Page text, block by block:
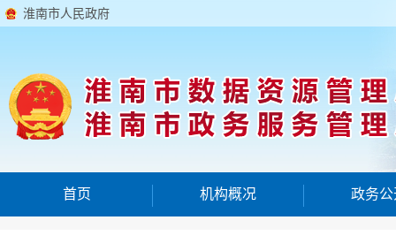
淮南市人民政府
首页 机构概况 政务公